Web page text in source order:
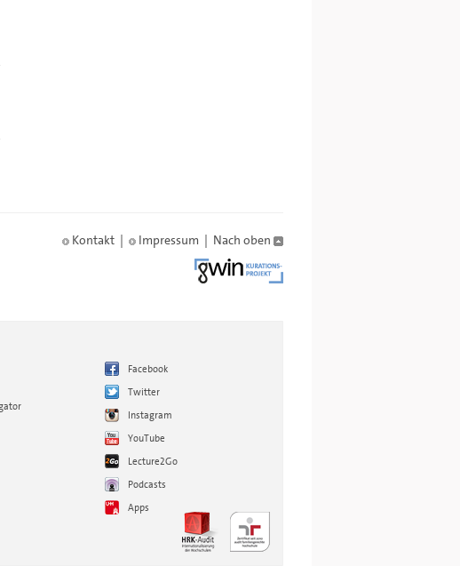
Kontakt | Impressum | Nach oben